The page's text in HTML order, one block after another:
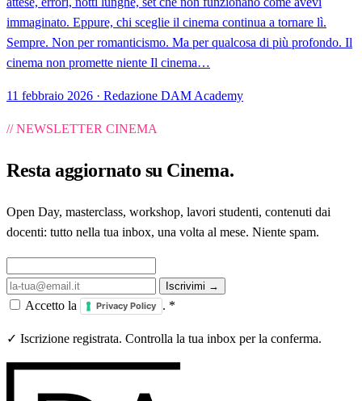
immaginato. Eppure, chi sceglie il cinema continua a tornare lì.
Sempre. Non per romanticismo. Ma per qualcosa di più profondo. Il
cinema non promette niente Il cinema…
11 febbraio 2026 · Redazione DAM Academy
// NEWSLETTER CINEMA
Resta aggiornato su Cinema.
Open Day, masterclass, workshop, lavori studenti, contenuti dai
docenti: tutto nella tua inbox, una volta al mese. Niente spam.
Iscrivimi →
Accetto la Privacy Policy . *
✓ Iscrizione registrata. Controlla la tua inbox per la conferma.